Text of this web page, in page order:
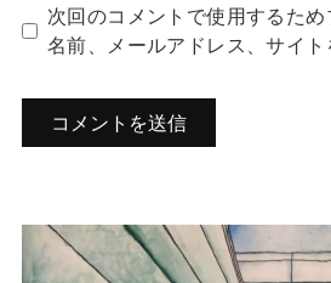
次回のコメントで使用するた
名前、メールアドレス、サイト